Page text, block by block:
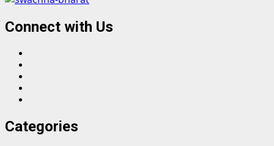
Connect with Us
Categories